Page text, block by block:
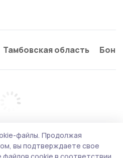
Тамбовская область
файлы. Продолжая
вы подтверждаете свое